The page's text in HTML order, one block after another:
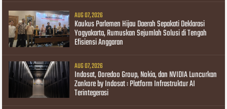
AUG 07, 2026
Kaukus Parlemen Hijau Daerah Sepakati Deklarasi
Yogyakarta, Rumuskan Sejumlah Solusi di Tengah
Efisiensi Anggaran
AUG 07, 2026
Indosat, Ooredoo Group, Nokia, dan NVIDIA Luncurkan
Zankore by Indosat : Platform Infrastruktur AI
Terintegerasi